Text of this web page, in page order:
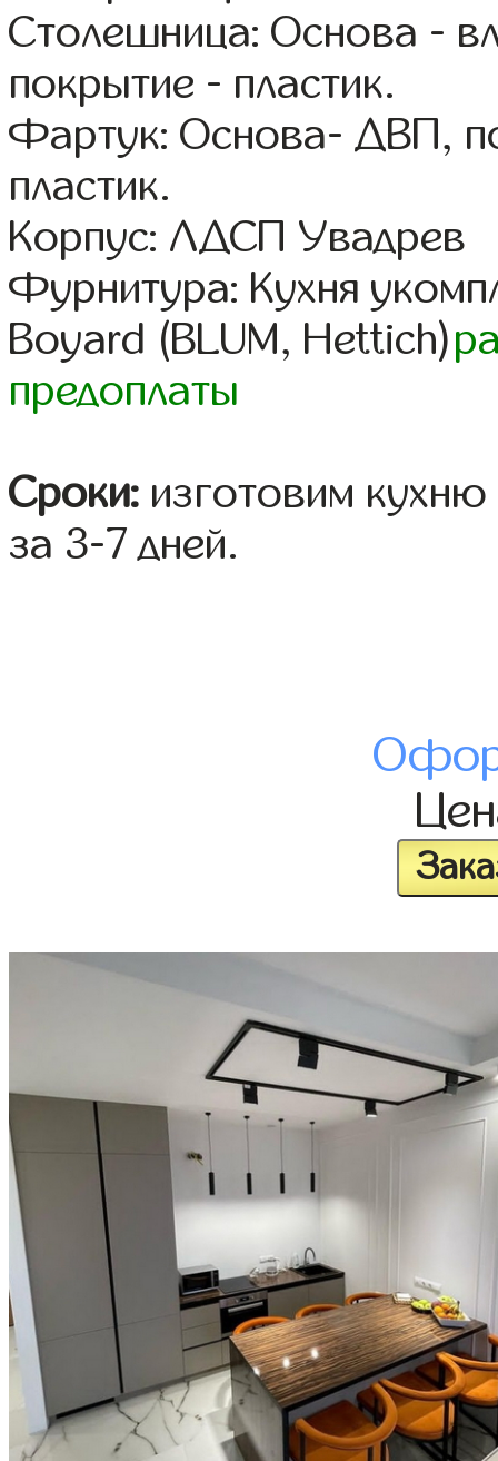
Столешница: Основа -
покрытие - пластик.
Фартук: Основа- ДВП,
пластик.
Корпус: ЛДСП Увадрев
Фурнитура: Кухня
Boyard (BLUM, Hettich)
предоплаты
Сроки: изготовим
за 3-7 дней.